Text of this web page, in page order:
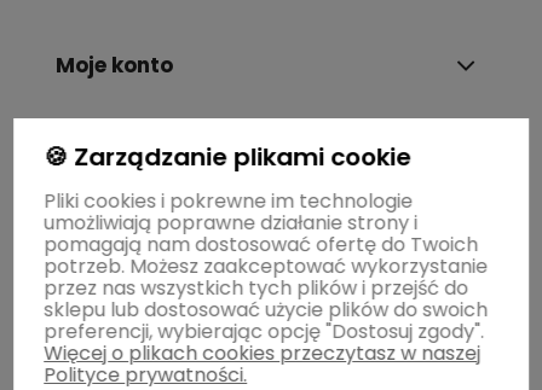
Moje konto
Gwarancja i zwroty
O firmie
🍪 Zarządzanie plikami cookie
Pliki cookies i pokrewne im technologie
umożliwiają poprawne działanie strony i
pomagają nam dostosować ofertę do Twoich
potrzeb. Możesz zaakceptować wykorzystanie
przez nas wszystkich tych plików i przejść do
sklepu lub dostosować użycie plików do swoich
preferencji, wybierając opcję "Dostosuj zgody".
Więcej o plikach cookies przeczytasz w naszej
Polityce prywatności.